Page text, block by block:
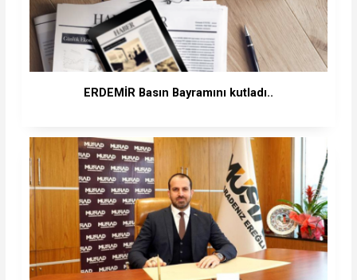
ERDEMİR Basın Bayramını kutladı..